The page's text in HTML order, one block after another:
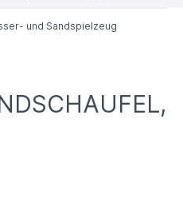
und Sandspielzeug